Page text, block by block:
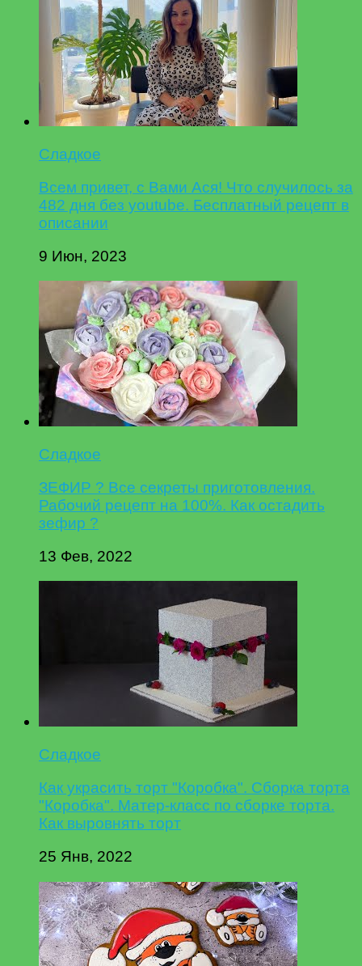
Сладкое
Всем привет, с Вами Ася! Что случилось за
482 дня без youtube. Бесплатный рецепт в
описании
9 Июн, 2023
Сладкое
ЗЕФИР ? Все секреты приготовления.
Рабочий рецепт на 100%. Как остадить
зефир ?
13 Фев, 2022
Сладкое
Как украсить торт "Коробка". Сборка торта
"Коробка". Матер-класс по сборке торта.
Как выровнять торт
25 Янв, 2022